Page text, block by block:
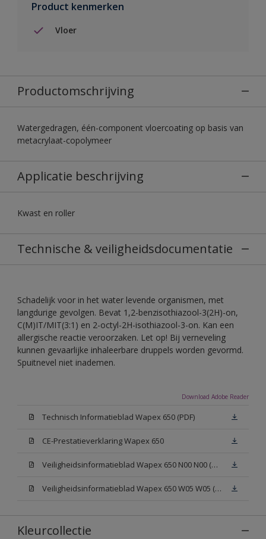
Product kenmerken
Vloer
Productomschrijving
Watergedragen, één-component vloercoating op basis van
metacrylaat-copolymeer
Applicatie beschrijving
Kwast en roller
Technische & veiligheidsdocumentatie
Schadelijk voor in het water levende organismen, met
langdurige gevolgen. Bevat 1,2-benzisothiazool-3(2H)-on,
C(M)IT/MIT(3:1) en 2-octyl-2H-isothiazool-3-on. Kan een
allergische reactie veroorzaken. Let op! Bij verneveling
kunnen gevaarlijke inhaleerbare druppels worden gevormd.
Spuitnevel niet inademen.
Download Adobe Reader
Technisch Informatieblad Wapex 650 (PDF)
CE-Prestatieverklaring Wapex 650
Veiligheidsinformatieblad Wapex 650 N00 N00 (MSDS)
Veiligheidsinformatieblad Wapex 650 W05 W05 (MSDS)
Kleurcollectie